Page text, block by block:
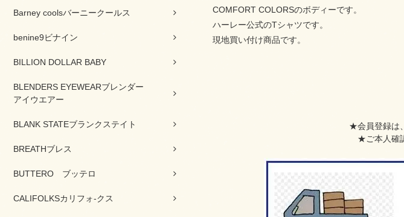
Barney coolsバーニークールス
benine9ビナイン
BILLION DOLLAR BABY
BLENDERS EYEWEARブレンダー
アイウエアー
BLANK STATEブランクステイト
BREATHブレス
BUTTERO ブッテロ
CALIFOLKSカリフォ-クス
COMFORT COLORSのボディーです。
ハーレー公式のTシャツです。
現地買い付け商品です。
★会員登録は
★ご本人確